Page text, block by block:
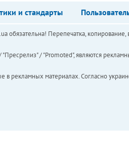
и стандарты
обязательна! Перепечатка,
/ "Promoted", являются
рекламных материалах. Согласно